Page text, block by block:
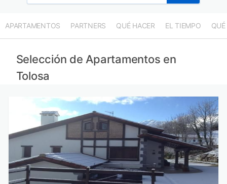
APARTAMENTOS PARTNERS QUÉ HACER EL TIEMPO QUÉ
Selección de Apartamentos en
Tolosa